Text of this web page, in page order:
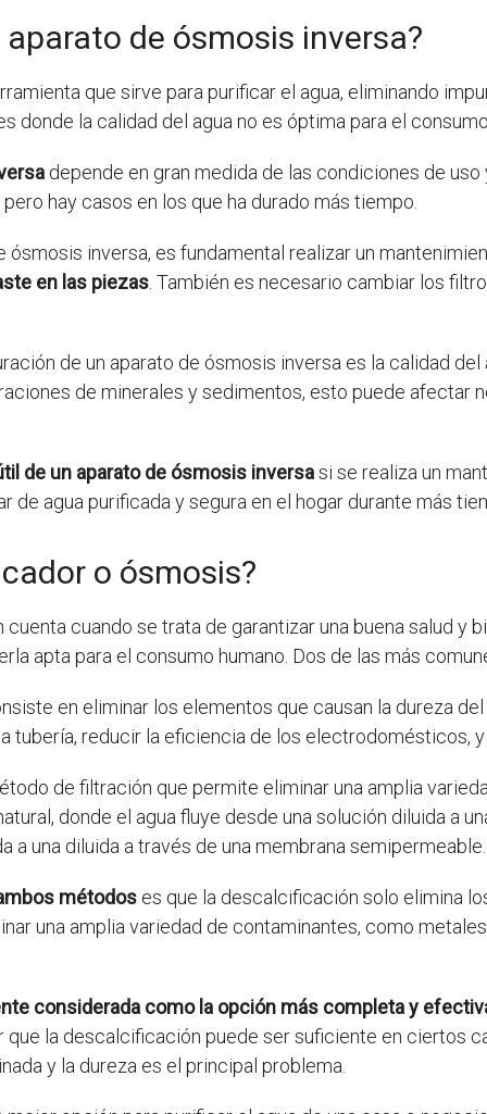
de ósmosis inversa?
que sirve para purificar el agua, eliminando
donde la calidad del agua no es óptima para el
depende en gran medida de las condiciones de
hay casos en los que ha durado más tiempo.
ósmosis inversa, es fundamental realizar un
en las piezas . También es necesario cambiar los
de un aparato de ósmosis inversa es la calidad del
de minerales y sedimentos, esto puede afectar
de un aparato de ósmosis inversasi se realiza un
de agua purificada y segura en el hogar durante más
o ósmosis?
cuando se trata de garantizar una buena salud y
apta para el consumo humano. Dos de las más
en eliminar los elementos que causan la dureza
tubería, reducir la eficiencia de los electrodomésticos,
de filtración que permite eliminar una amplia
donde el agua fluye desde una solución diluida a
a una diluida a través de una membrana semipermeable.
métodos es que la descalcificación solo elimina
una amplia variedad de contaminantes, como
considerada como la opción más completa y
la descalcificación puede ser suficiente en ciertos
y la dureza es el principal problema.